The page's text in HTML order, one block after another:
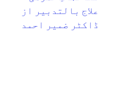
علاج بالتدبیر از
ڈاکٹر ضمیر احمد